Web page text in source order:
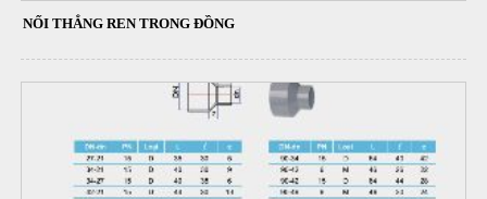
NỐI THẲNG REN TRONG ĐỒNG